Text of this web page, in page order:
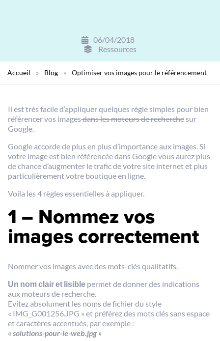
06/04/2018
Ressources
Accueil » Blog » Optimiser vos images pour le référencement
Il est très facile d’appliquer quelques règle simples pour bien
référencer vos imagesdans les moteurs de recherchesur
Google.
Google accorde de plus en plus d’importance aux images. Si
votre image est bien référencée dans Google vous aurez plus
de chance d’augmenter le trafic de votre site internet et plus
particulièrement votre boutique en ligne.
Voila les 4 règles essentielles à appliquer.
1 – Nommez vos
images correctement
Nommer vos images avec des mots-clés qualitatifs.
Un nom clair et lisible permet de donner des indications
aux moteurs de recherche.
Evitez absolument les noms de fichier du style
« IMG_G001256.JPG » et préférez des mots clés sans espace
et caractères accentués, par exemple :
« solutions-pour-le-web.jpg »